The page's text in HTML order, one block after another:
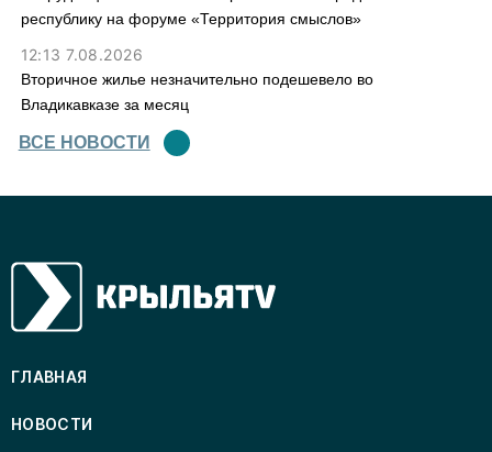
республику на форуме «Территория смыслов»
12:13 7.08.2026
Вторичное жилье незначительно подешевело во
Владикавказе за месяц
ВСЕ НОВОСТИ
ГЛАВНАЯ
НОВОСТИ